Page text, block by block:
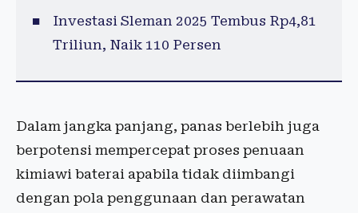
Investasi Sleman 2025 Tembus Rp4,81
Triliun, Naik 110 Persen
Dalam jangka panjang, panas berlebih juga
berpotensi mempercepat proses penuaan
kimiawi baterai apabila tidak diimbangi
dengan pola penggunaan dan perawatan